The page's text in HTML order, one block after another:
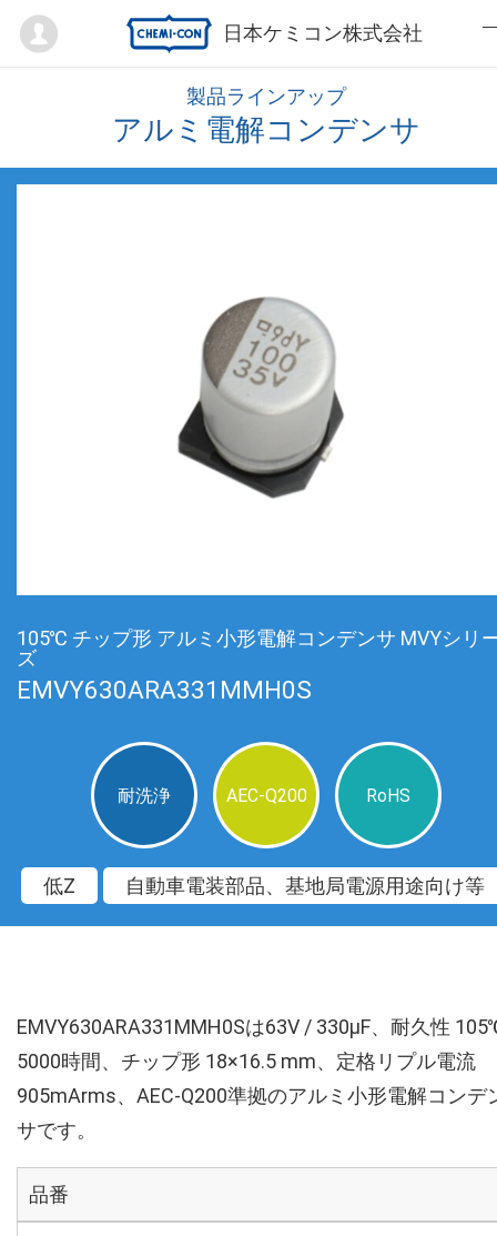
日本ケミコン株式会社
Mypage
製品ラインアップ
アルミ電解コンデンサ
105℃ チップ形 アルミ小形電解コンデンサ MVYシリ
ズ
EMVY630ARA331MMH0S
耐洗浄 AEC-Q200 RoHS
低Z 自動車電装部品、基地局電源用途向け等
EMVY630ARA331MMH0Sは63V / 330µF、耐久性
5000時間、チップ形 18×16.5 mm、定格リプル電流
905mArms、AEC-Q200準拠のアルミ小形電解コンデ
サです。
品番